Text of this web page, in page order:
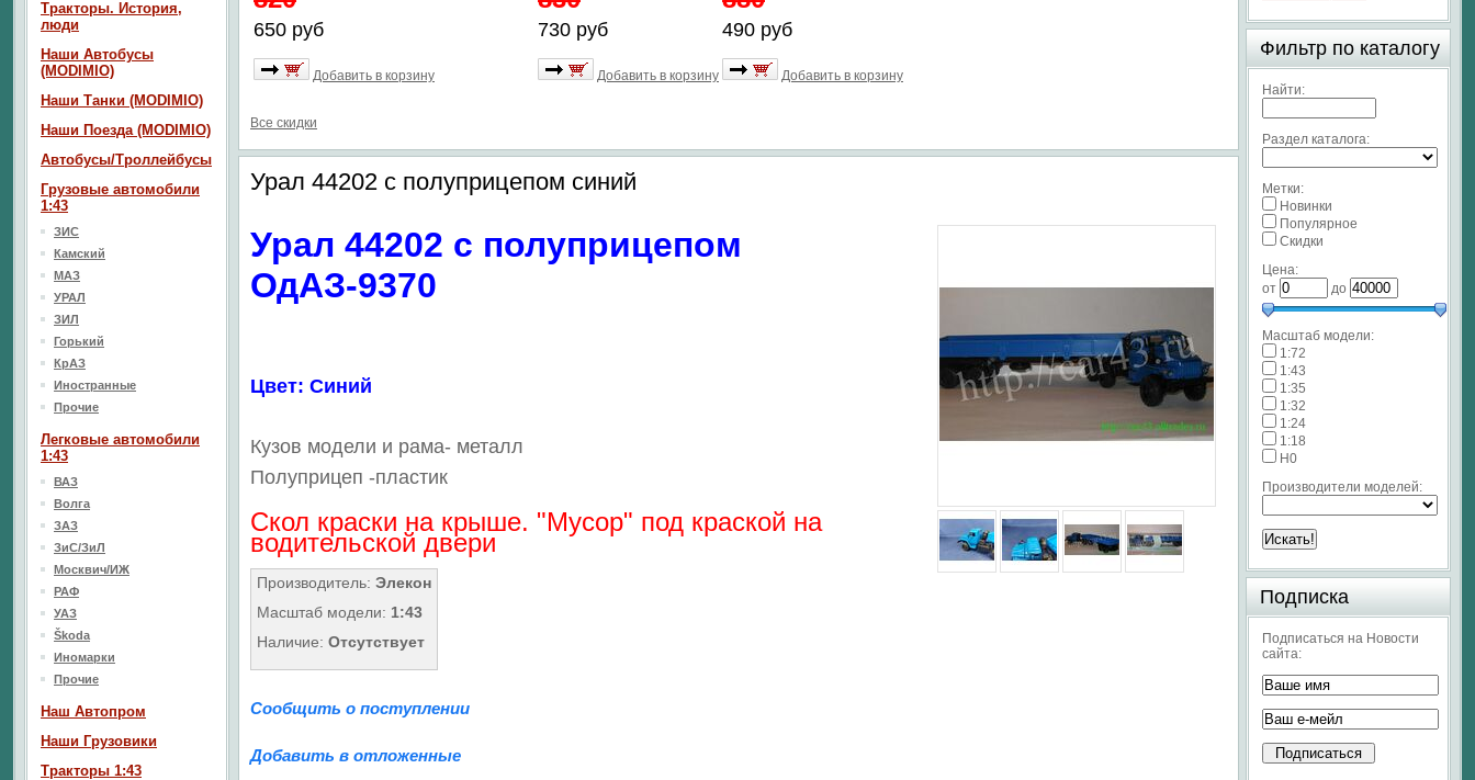
650 руб
Добавить в корзину
730 руб
Добавить в корзину
490 руб
Добавить в корзину
Все скидки
Урал 44202 с полуприцепом синий
Урал 44202 с полуприцепом
ОдАЗ-9370
Цвет: Синий
Кузов модели и рама- металл
Полуприцеп -пластик
Скол краски на крыше. "Мусор" под краской на
водительской двери
Производитель: Элекон
Масштаб модели: 1:43
Наличие: Отсутствует
Сообщить о поступлении
Добавить в отложенные
Тракторы. История,
люди
Наши Автобусы
(MODIMIO)
Наши Танки (MODIMIO)
Наши Поезда (MODIMIO)
Автобусы/Троллейбусы
Грузовые автомобили
1:43
ЗИС
Камский
МАЗ
УРАЛ
ЗИЛ
Горький
КрАЗ
Иностранные
Прочие
Легковые автомобили
1:43
ВАЗ
Волга
ЗАЗ
ЗиС/ЗиЛ
Москвич/ИЖ
РАФ
УАЗ
Škoda
Иномарки
Прочие
Наш Aвтопром
Наши Грузовики
Тракторы 1:43
Фильтр по каталогу
Найти:
Раздел каталога:
Метки:
Новинки
Популярное
Скидки
Цена:
от
до
Масштаб модели:
1:72
1:43
1:35
1:32
1:24
1:18
H0
Производители моделей:
Подписка
Подписаться на Новости
сайта: